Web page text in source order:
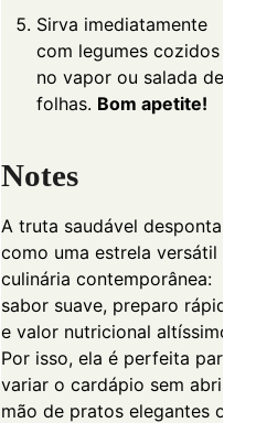
Sirva imediatamente
com legumes cozidos
no vapor ou salada de
folhas. Bom apetite!
Notes
A truta saudável desponta
como uma estrela versátil da
culinária contemporânea:
sabor suave, preparo rápido
e valor nutricional altíssimo.
Por isso, ela é perfeita para
variar o cardápio sem abrir
mão de pratos elegantes ou